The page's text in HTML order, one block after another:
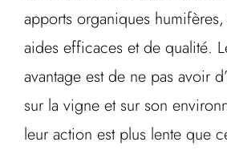
apports organiques
aides efficaces et de qualité.
avantage est de ne pas avoir
sur la vigne et sur son
leur action est plus lente que